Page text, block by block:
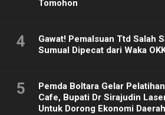
Tomohon
4
Gawat! Pemalsuan Ttd Salah
Sumual Dipecat dari Waka
5
Pemda Boltara Gelar
Cafe, Bupati Dr Sirajudin
Untuk Dorong Ekonomi Daerah